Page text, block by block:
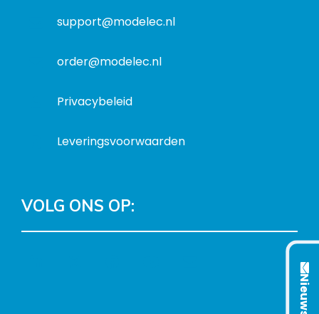
support@modelec.nl
order@modelec.nl
Privacybeleid
Leveringsvoorwaarden
VOLG ONS OP: